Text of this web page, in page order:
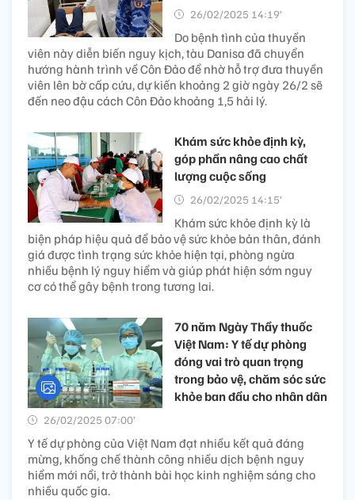
26/02/2025 14:19’
Do bệnh tình của thuyền
viên này diễn biến nguy kịch, tàu Danisa đã chuyển
hướng hành trình về Côn Đảo để nhờ hỗ trợ đưa thuyền
viên lên bờ cấp cứu, dự kiến khoảng 2 giờ ngày 26/2 sẽ
đến neo đậu cách Côn Đảo khoảng 1,5 hải lý.
Khám sức khỏe định kỳ,
góp phần nâng cao chất
lượng cuộc sống
26/02/2025 14:15’
Khám sức khỏe định kỳ là
biện pháp hiệu quả để bảo vệ sức khỏe bản thân, đánh
giá được tình trạng sức khỏe hiện tại, phòng ngừa
nhiều bệnh lý nguy hiểm và giúp phát hiện sớm nguy
cơ có thể gây bệnh trong tương lai.
70 năm Ngày Thầy thuốc
Việt Nam: Y tế dự phòng
đóng vai trò quan trọng
trong bảo vệ, chăm sóc sức
khỏe ban đầu cho nhân dân
26/02/2025 07:00’
Y tế dự phòng của Việt Nam đạt nhiều kết quả đáng
mừng, khống chế thành công nhiều dịch bệnh nguy
hiểm mới nổi, trở thành bài học kinh nghiệm sáng cho
nhiều quốc gia.